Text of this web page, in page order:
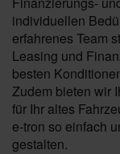
individuellen
erfahrenes Team
Leasing und
besten
Zudem bieten wir
für Ihr altes
e-tron so einfach
gestalten.